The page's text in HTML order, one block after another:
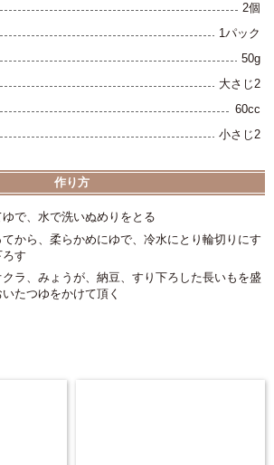
2個
1パック
50g
大さじ2
60cc
小さじ2
で、水で洗いぬめりをとる
から、柔らかめにゆで、冷水にとり輪切りにす
す
ラ、みょうが、納豆、すり下ろした長いもを盛
たつゆをかけて頂く